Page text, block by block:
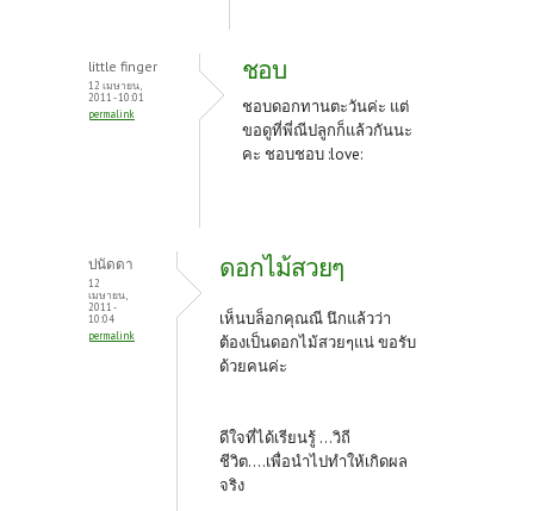
little finger
12 เมษายน,
2011 - 10:01
permalink
ชอบ
ชอบดอกทานตะวันค่ะ แต่
ขอดูที่พี่ณีปลูกก็แล้วกันนะ
คะ ชอบชอบ :love:
ปนัดดา
12
เมษายน,
2011 -
10:04
permalink
ดอกไม้สวยๆ
เห็นบล็อกคุณณี นึกแล้วว่า
ต้องเป็นดอกไม้สวยๆแน่ ขอรับ
ด้วยคนค่ะ
ดีใจที่ได้เรียนรู้ ...วิถี
ชีวิต....เพื่อนำไปทำให้เกิดผล
จริง